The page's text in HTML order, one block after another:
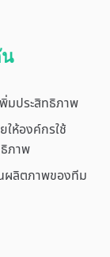
มประสิทธิภาพ
ห้องค์กรใช้
ภาพ
ผลิตภาพของทีม